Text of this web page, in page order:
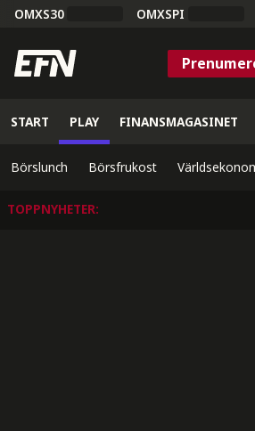
OMXS30 OMXSPI
START PLAY FINANSMAGASINET
Börslunch Börsfrukost
TOPPNYHETER: